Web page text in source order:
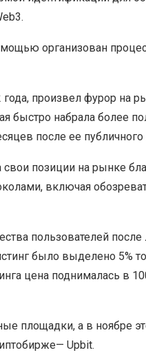
организован
произвел фурор на
быстро набрала более
после ее публичного
позиции на рынке
включая
пользователей после
было выделено 5%
цена поднималась в
площадки, а в ноябре
Upbit.